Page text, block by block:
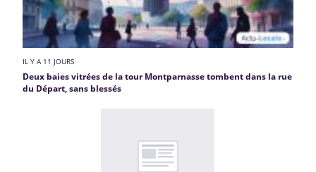
IL Y A 11 JOURS
Deux baies vitrées de la tour Montparnasse tombent dans la rue
du Départ, sans blessés